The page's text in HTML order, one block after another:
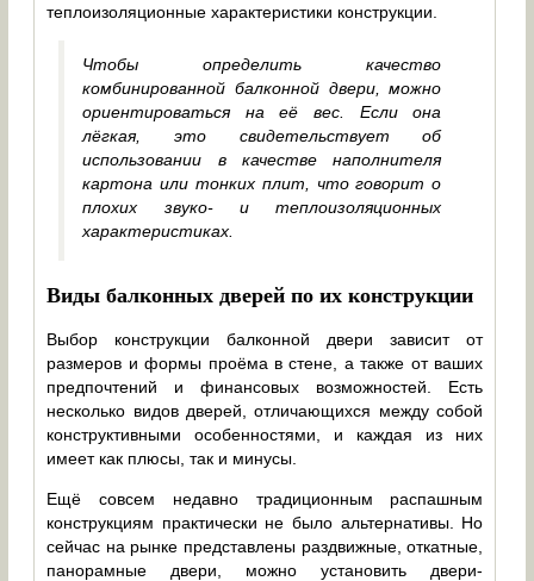
теплоизоляционные характеристики конструкции.
Чтобы определить качество
комбинированной балконной двери, можно
ориентироваться на её вес. Если она
лёгкая, это свидетельствует об
использовании в качестве наполнителя
картона или тонких плит, что говорит о
плохих звуко- и теплоизоляционных
характеристиках.
Виды балконных дверей по их конструкции
Выбор конструкции балконной двери зависит от
размеров и формы проёма в стене, а также от ваших
предпочтений и финансовых возможностей. Есть
несколько видов дверей, отличающихся между собой
конструктивными особенностями, и каждая из них
имеет как плюсы, так и минусы.
Ещё совсем недавно традиционным распашным
конструкциям практически не было альтернативы. Но
сейчас на рынке представлены раздвижные, откатные,
панорамные двери, можно установить двери-